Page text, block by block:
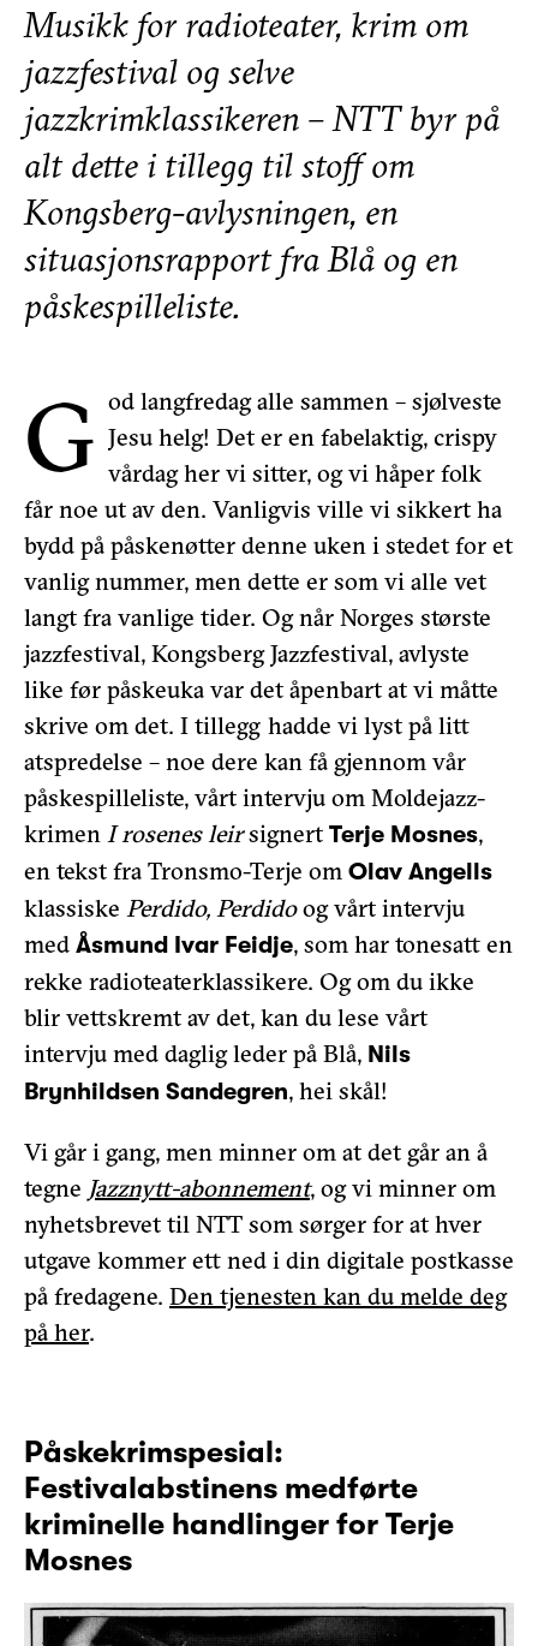
Musikk for radioteater, krim om
jazzfestival og selve
jazzkrimklassikeren – NTT byr på
alt dette i tillegg til stoff om
Kongsberg-avlysningen, en
situasjonsrapport fra Blå og en
påskespilleliste.
G od langfredag alle sammen – sjølveste
Jesu helg! Det er en fabelaktig, crispy
vårdag her vi sitter, og vi håper folk
får noe ut av den. Vanligvis ville vi sikkert ha
bydd på påskenøtter denne uken i stedet for et
vanlig nummer, men dette er som vi alle vet
langt fra vanlige tider. Og når Norges største
jazzfestival, Kongsberg Jazzfestival, avlyste
like før påskeuka var det åpenbart at vi måtte
skrive om det. I tillegg hadde vi lyst på litt
atspredelse – noe dere kan få gjennom vår
påskespilleliste, vårt intervju om Moldejazz-
krimen I rosenes leirsignert Terje Mosnes,
en tekst fra Tronsmo-Terje om Olav Angells
klassiske Perdido, Perdidoog vårt intervju
med Åsmund Ivar Feidje, som har tonesatt en
rekke radioteaterklassikere. Og om du ikke
blir vettskremt av det, kan du lese vårt
intervju med daglig leder på Blå, Nils
Brynhildsen Sandegren, hei skål!
Vi går i gang, men minner om at det går an å
tegne Jazznytt-abonnement, og vi minner om
nyhetsbrevet til NTT som sørger for at hver
utgave kommer ett ned i din digitale postkasse
på fredagene. Den tjenesten kan du melde deg
på her.
Påskekrimspesial:
Festivalabstinens medførte
kriminelle handlinger for Terje
Mosnes